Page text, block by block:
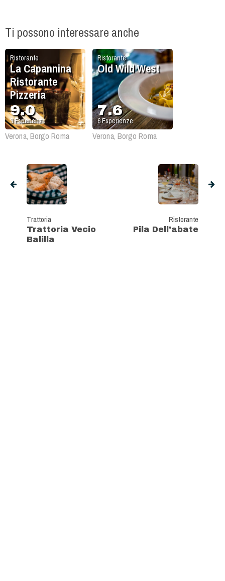
Ti possono interessare anche
Ristorante
La Capannina
Ristorante
Pizzeria
9.0
3Esperienze
Verona, Borgo Roma
Ristorante
Old Wild West
7.6
6Esperienze
Verona, Borgo Roma
Trattoria
Trattoria Vecio
Balilla
Ristorante
Pila Dell'abate